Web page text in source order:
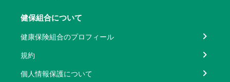
健保組合について
健康保険組合のプロフィール
規約
個人情報保護について